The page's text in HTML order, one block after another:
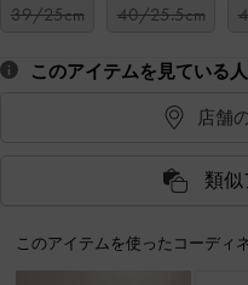
39/25cm 40/25.5cm
このアイテムを見ている
店舗
類
このアイテムを使ったコーディ